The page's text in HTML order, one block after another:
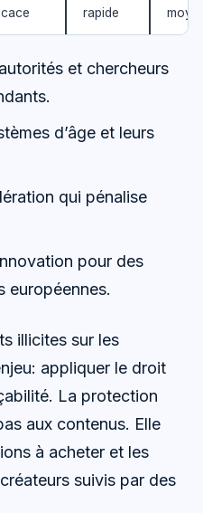
rapide
et chercheurs
d’âge et leurs
qui pénalise
pour des
européennes.
illicites sur les
appliquer le droit
La protection
aux contenus. Elle
à acheter et les
suivis par des